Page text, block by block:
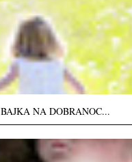
BAJKA NA DOBRANOC...